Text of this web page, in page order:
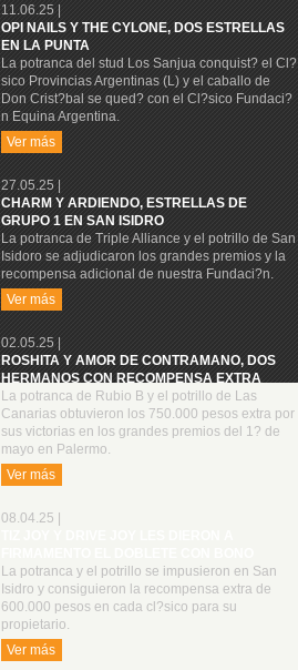
11.06.25 |
OPI NAILS Y THE CYLONE, DOS ESTRELLAS
EN LA PUNTA
La potranca del stud Los Sanjua conquist? el Cl?
sico Provincias Argentinas (L) y el caballo de
Don Crist?bal se qued? con el Cl?sico Fundaci?
n Equina Argentina.
Ver más
27.05.25 |
CHARM Y ARDIENDO, ESTRELLAS DE
GRUPO 1 EN SAN ISIDRO
La potranca de Triple Alliance y el potrillo de San
Isidoro se adjudicaron los grandes premios y la
recompensa adicional de nuestra Fundaci?n.
Ver más
02.05.25 |
ROSHITA Y AMOR DE CONTRAMANO, DOS
HERMANOS CON RECOMPENSA EXTRA
La potranca de Rubio B y el potrillo de Las
Canarias obtuvieron los 750.000 pesos extra por
sus victorias en los grandes premios del 1? de
mayo en Palermo.
Ver más
08.04.25 |
La potranca y el potrillo se impusieron en San
Isidro y consiguieron la recompensa extra de
600.000 pesos en cada cl?sico para su
propietario.
Ver más